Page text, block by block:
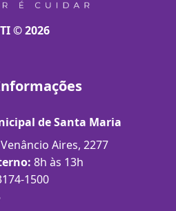
© 2026
de Santa Maria
Aires, 2277
8h às 13h
1500